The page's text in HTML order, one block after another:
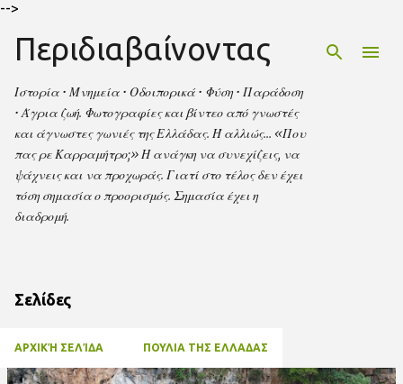
-->
Περιδιαβαίνοντας
Ιστορία • Μνημεία • Οδοιπορικά • Φύση • Παράδοση
• Άγρια ζωή. Φωτογραφίες και βίντεο από γνωστές
και άγνωστες γωνιές της Ελλάδας. Ή αλλιώς… «Που
πας ρε Καρραμήτρο;» Η ανάγκη να συνεχίζεις, να
ψάχνεις και να προχωράς. Γιατί στο τέλος δεν έχει
τόση σημασία ο προορισμός. Σημασία έχει η
διαδρομή.
Σελίδες
ΑΡΧΙΚΉ ΣΕΛΊΔΑ ΠΟΥΛΙΑ ΤΗΣ ΕΛΛΑΔΑΣ